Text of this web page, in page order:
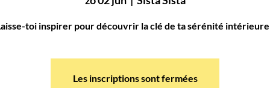
toi inspirer pour découvrir la clé de ta sérénité
Les inscriptions sont fermées